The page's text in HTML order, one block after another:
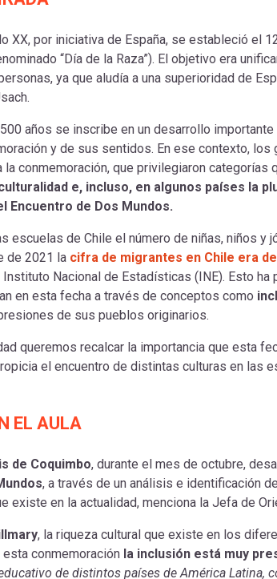
XX, por iniciativa de España, se estableció el
“Día de la Raza”). El objetivo era
ya que aludía a una superioridad de
años se inscribe en un desarrollo
y de sus sentidos. En ese contexto,
la conmemoración, que privilegiaron categorías
e, incluso, en algunos países la
Encuentro de Dos Mundos.
escuelas de Chile el número de niñas, niños
de 2021 la cifra de migrantes en Chile era
Instituto Nacional de Estadísticas (INE). Esto
en esta fecha a través de conceptos como
de sus pueblos originarios.
queremos recalcar la importancia que esta
el encuentro de distintas culturas en las
EL AULA
de Coquimbo, durante el mes de octubre,
, a través de un análisis e identificación
existe en la actualidad, menciona la Jefa de
, la riqueza cultural que existe en los
conmemoración la inclusión está muy
de distintos países de América Latina,